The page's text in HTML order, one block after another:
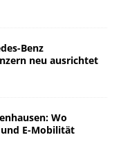
Benz
neu ausrichtet
Wo
E-Mobilität